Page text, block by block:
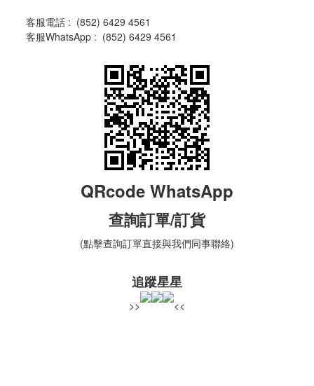
客服電話 : (852) 6429 4561
客服WhatsApp : (852) 6429 4561
QRcode WhatsApp
查詢訂單/訂貨
(點擊查詢訂單直接與我們同事聯絡)
追蹤星星
>> <<